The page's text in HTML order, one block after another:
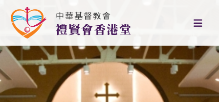
中華基督教會
禮賢會香港堂